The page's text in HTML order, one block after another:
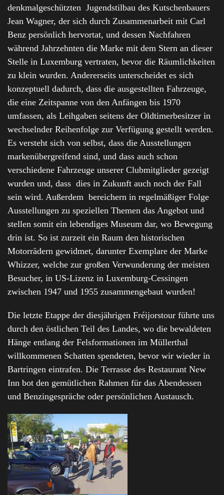
denkmalgeschützten Jugendstilbau des Kutschenbauers
Jean Wagner, der sich durch Zusammenarbeit mit Carl
Benz persönlich hervortat, und dessen Nachfahren
während Jahrzehnten die Marke mit dem Stern an dieser
Stelle in Luxemburg vertraten, bevor die Räumlichkeiten
zu klein wurden. Andererseits unterscheidet es sich
konzeptuell dadurch, dass die ausgestellten Fahrzeuge,
die eine Zeitspanne von den Anfängen bis 1970
umfassen, als Leihgaben seitens der Oldtimerbesitzer in
wechselnder Reihenfolge zur Verfügung gestellt werden.
Es versteht sich von selbst, dass die Ausstellungen
markenübergreifend sind, und dass auch schon
verschiedene Fahrzeuge unserer Clubmitglieder gezeigt
wurden und, dass dies in Zukunft auch noch der Fall
sein wird. Außerdem bereichern in regelmäßiger Folge
Ausstellungen zu speziellen Themen das Angebot und
stellen somit ein lebendiges Museum dar, wo Bewegung
drin ist. So ist zurzeit ein Raum den historischen
Motorrädern gewidmet, darunter Exemplare der Marke
Whizzer, welche zur großen Verwunderung der meisten
Besucher, in US-Lizenz in Luxemburg-Cessingen
zwischen 1947 und 1955 zusammengebaut wurden!
Die letzte Etappe der diesjährigen Fréijorstour führte uns
durch den östlichen Teil des Landes, wo die bewaldeten
Hänge entlang der Felsformationen im Müllerthal
willkommenen Schatten spendeten, bevor wir wieder in
Bartringen eintrafen. Die Terrasse des Restaurant New
Inn bot den gemütlichen Rahmen für das Abendessen
und Benzingespräche oder persönlichen Austausch.